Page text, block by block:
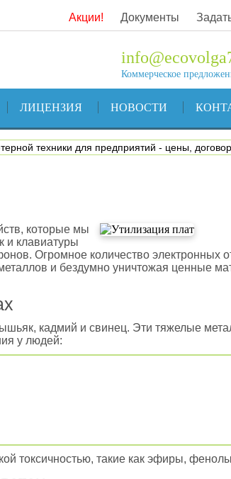
Акции! Документы
Коммерческое
ЛИЦЕНЗИЯ НОВОСТИ
техники для предприятий - цены, договор
которые мы
и клавиатуры
Огромное количество электронных
и бездумно уничтожая ценные
кадмий и свинец. Эти тяжелые
у людей:
токсичностью, такие как эфиры,